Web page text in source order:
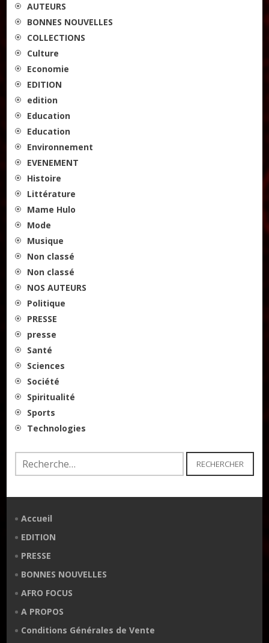
AUTEURS
BONNES NOUVELLES
COLLECTIONS
Culture
Economie
EDITION
edition
Education
Education
Environnement
EVENEMENT
Histoire
Littérature
Mame Hulo
Mode
Musique
Non classé
Non classé
NOS AUTEURS
Politique
PRESSE
presse
Santé
Sciences
Société
Spiritualité
Sports
Technologies
Rechercher :
Accueil
EDITION
PRESSE
BONNES NOUVELLES
AFRO FOCUS
A PROPOS
Conditions Générales de Vente